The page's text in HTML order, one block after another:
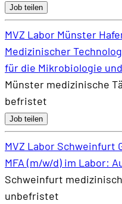
Job teilen
MVZ Labor Münster
Medizinischer
für die Mikrobiologie
Münster medizinische
befristet
Job teilen
MVZ Labor Schweinfurt
MFA (m/w/d) im Labor:
Schweinfurt
unbefristet